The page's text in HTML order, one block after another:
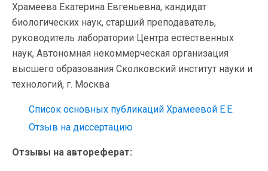
Храмеева Екатерина Евгеньевна, кандидат
биологических наук, старший преподаватель,
руководитель лаборатории Центра естественных
наук, Автономная некоммерческая организация
высшего образования Сколковский институт науки и
технологий, г. Москва
Список основных публикаций Храмеевой Е.Е.
Отзыв на диссертацию
Отзывы на автореферат: